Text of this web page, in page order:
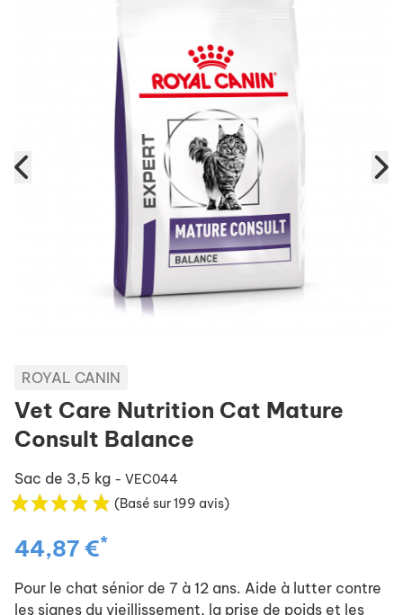
ROYAL CANIN
Vet Care Nutrition Cat Mature
Consult Balance
Sac de 3,5 kg - VEC044
(Basé sur 199 avis)
44,87 €*
Pour le chat sénior de 7 à 12 ans. Aide à lutter contre
les signes du vieillissement, la prise de poids et les